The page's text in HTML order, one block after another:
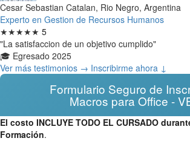
Cesar Sebastian Catalan, Rio Negro, Argentina
Experto en Gestion de Recursos Humanos
★★★★★ 5
"La satisfaccion de un objetivo cumplido"
🎓 Egresado 2025
Ver más testimonios → Inscribirme ahora ↓
Formulario Seguro de
Macros para Office -
El costo INCLUYE TODO EL CURSADO
Formación.